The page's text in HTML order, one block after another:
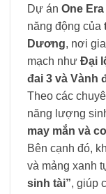
Dự án One Era
năng động của
Dương, nơi
mạch như Đại
đai 3 và Vành
Theo các
năng lượng
may mắn và
Bên cạnh đó,
và mảng xanh
sinh tài”, giúp